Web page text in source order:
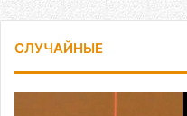
СЛУЧАЙНЫЕ